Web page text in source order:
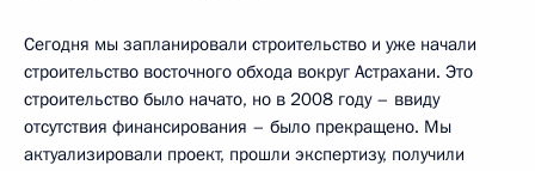
Сегодня мы запланировали строительство и уже начали
строительство восточного обхода вокруг Астрахани. Это
строительство было начато, но в 2008 году – ввиду
отсутствия финансирования – было прекращено. Мы
актуализировали проект, прошли экспертизу, получили